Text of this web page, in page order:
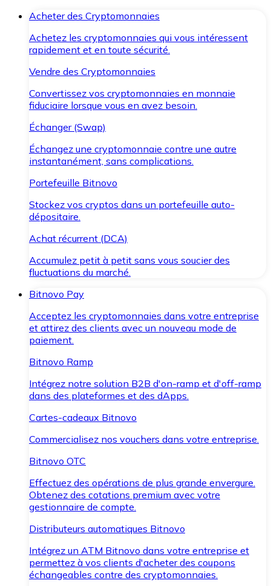
Acheter des Cryptomonnaies
Achetez les cryptomonnaies qui vous intéressent
rapidement et en toute sécurité.
Vendre des Cryptomonnaies
Convertissez vos cryptomonnaies en monnaie
fiduciaire lorsque vous en avez besoin.
Échanger (Swap)
Échangez une cryptomonnaie contre une autre
instantanément, sans complications.
Portefeuille Bitnovo
Stockez vos cryptos dans un portefeuille auto-
dépositaire.
Achat récurrent (DCA)
Accumulez petit à petit sans vous soucier des
fluctuations du marché.
Bitnovo Pay
Acceptez les cryptomonnaies dans votre entreprise
et attirez des clients avec un nouveau mode de
paiement.
Bitnovo Ramp
Intégrez notre solution B2B d'on-ramp et d'off-ramp
dans des plateformes et des dApps.
Cartes-cadeaux Bitnovo
Commercialisez nos vouchers dans votre entreprise.
Bitnovo OTC
Effectuez des opérations de plus grande envergure.
Obtenez des cotations premium avec votre
gestionnaire de compte.
Distributeurs automatiques Bitnovo
Intégrez un ATM Bitnovo dans votre entreprise et
permettez à vos clients d'acheter des coupons
échangeables contre des cryptomonnaies.